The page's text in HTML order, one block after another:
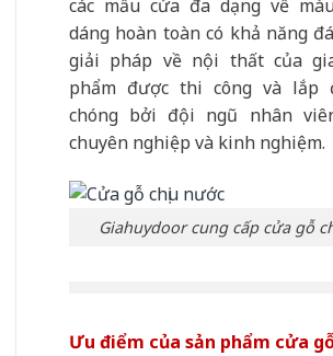
các mẫu cửa đa dạng về
dáng hoàn toàn có khả năng
giải pháp về nội thất của
phẩm được thi công và lắp
chóng bởi đội ngũ nhân
chuyên nghiệp và kinh nghiệm.
Giahuydoor cung cấp cửa gỗ
Ưu điểm của sản phẩm cửa